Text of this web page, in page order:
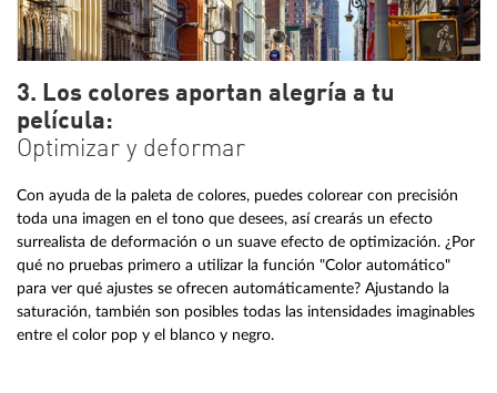
3. Los colores aportan alegría a tu
película:
Optimizar y deformar
Con ayuda de la paleta de colores, puedes colorear con precisión
toda una imagen en el tono que desees, así crearás un efecto
surrealista de deformación o un suave efecto de optimización. ¿Por
qué no pruebas primero a utilizar la función "Color automático"
para ver qué ajustes se ofrecen automáticamente? Ajustando la
saturación, también son posibles todas las intensidades imaginables
entre el color pop y el blanco y negro.